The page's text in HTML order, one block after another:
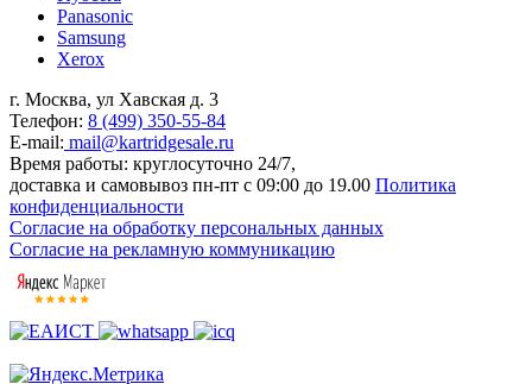
Panasonic
Samsung
Xerox
г. Москва, ул Хавская д. 3
Телефон: 8 (499) 350-55-84
E-mail: mail@kartridgesale.ru
Время работы: круглосуточно 24/7,
доставка и самовывоз пн-пт с 09:00 до 19.00 Политика
конфиденциальности
Согласие на обработку персональных данных
Согласие на рекламную коммуникацию